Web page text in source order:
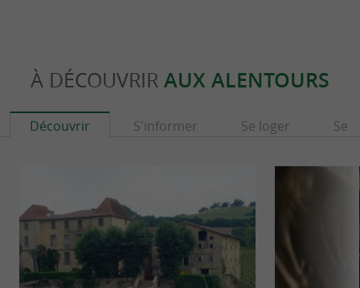
À DÉCOUVRIR AUX ALENTOURS
Découvrir S'informer Se loger Se